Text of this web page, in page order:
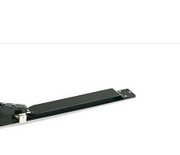
Сравнение